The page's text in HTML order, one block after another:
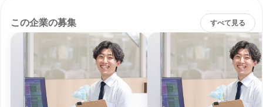
この企業の募集 すべて見る